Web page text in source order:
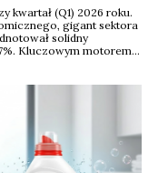
kwartał (Q1) 2026 roku.
gigant sektora
solidny
Kluczowym motorem